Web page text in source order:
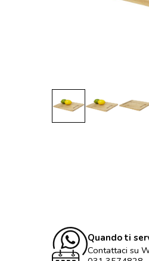
Quando ti
Contattaci su